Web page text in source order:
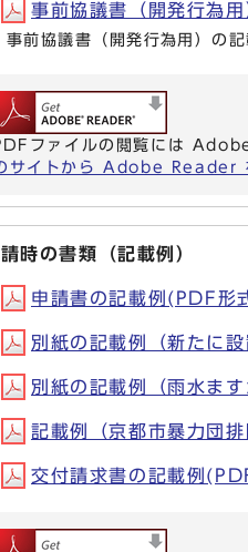
事前協議書（開発行為
事前協議書（開発行為用）の記
ファイルの閲覧には
サイトから Adobe Reader
時の書類（記載例）
申請書の記載例(PDF
別紙の記載例（新たに
別紙の記載例（雨水ま
記載例（京都市暴力団
交付請求書の記載例